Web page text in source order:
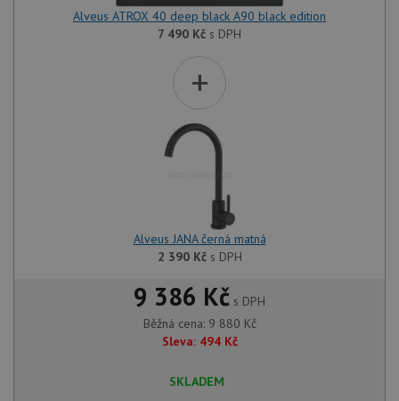
Alveus ATROX 40 deep black A90 black edition
7 490 Kč s DPH
+
Alveus JANA černá matná
2 390 Kčs DPH
9 386 Kč s DPH
Běžná cena: 9 880 Kč
Sleva: 494 Kč
SKLADEM